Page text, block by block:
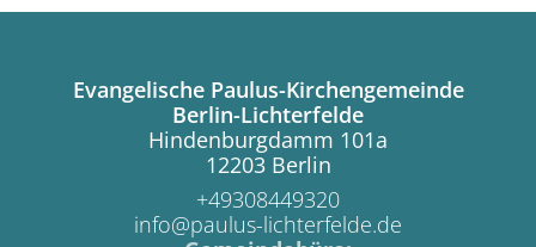
Evangelische Paulus-Kirchengemeinde
Berlin-Lichterfelde
Hindenburgdamm 101a
12203 Berlin
+49308449320
info@paulus-lichterfelde.de